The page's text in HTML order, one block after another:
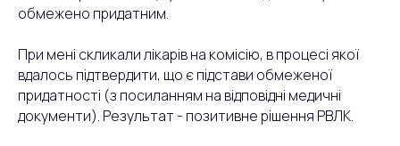
обмежено придатним.
При мені скликали лікарів на комісію, в процесі якої
вдалось підтвердити, що є підстави обмеженої
придатності (з посиланням на відповідні медичні
документи). Результат - позитивне рішення РВЛК.